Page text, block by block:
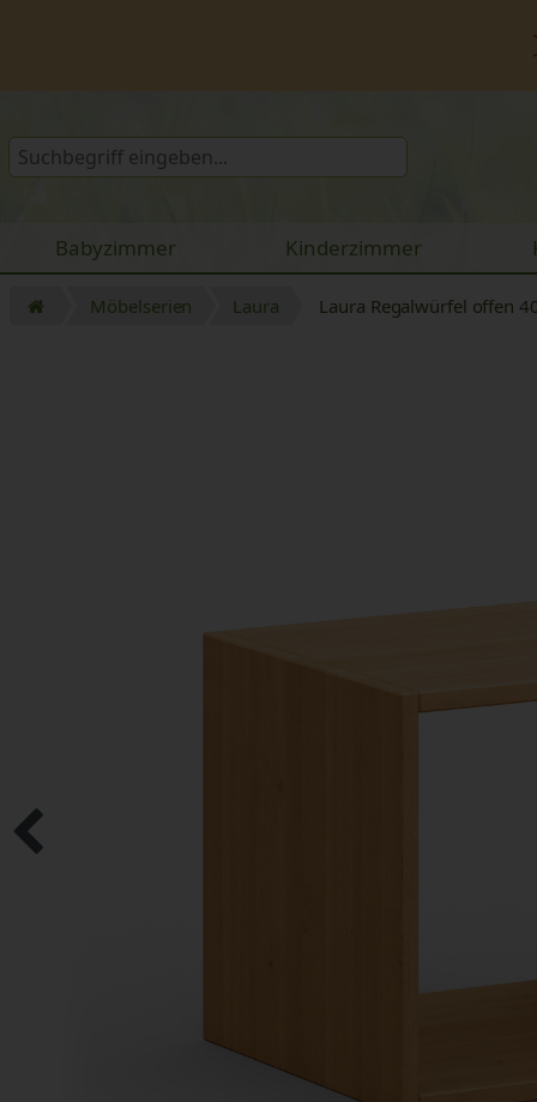
Babyzimmer Kinderzimmer
Möbelserien Laura Laura Regalwürfel offen